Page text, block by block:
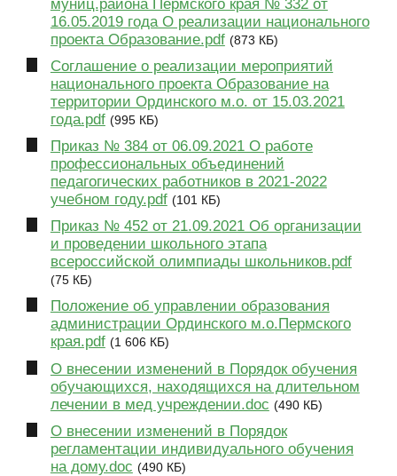
муниц.района Пермского края № 332 от
16.05.2019 года О реализации национального
проекта Образование.pdf (873 КБ)
Соглашение о реализации мероприятий
национального проекта Образование на
территории Ординского м.о. от 15.03.2021
года.pdf (995 КБ)
Приказ № 384 от 06.09.2021 О работе
профессиональных объединений
педагогических работников в 2021-2022
учебном году.pdf (101 КБ)
Приказ № 452 от 21.09.2021 Об организации
и проведении школьного этапа
всероссийской олимпиады школьников.pdf
(75 КБ)
Положение об управлении образования
администрации Ординского м.о.Пермского
края.pdf (1 606 КБ)
О внесении изменений в Порядок обучения
обучающихся, находящихся на длительном
лечении в мед учреждении.doc (490 КБ)
О внесении изменений в Порядок
регламентации индивидуального обучения
на дому.doc (490 КБ)